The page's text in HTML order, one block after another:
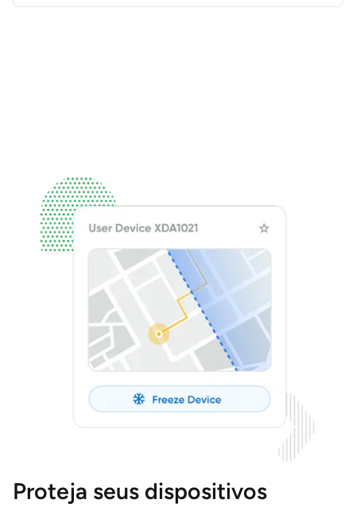
Proteja seus dispositivos